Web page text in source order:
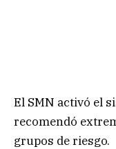
El SMN activó el
recomendó
grupos de riesgo.